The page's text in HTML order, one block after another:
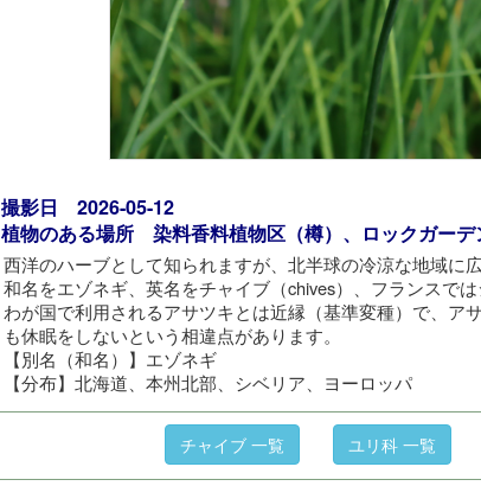
撮影日 2026-05-12
植物のある場所 染料香料植物区（樽）、ロックガーデ
西洋のハーブとして知られますが、北半球の冷涼な地域に
和名をエゾネギ、英名をチャイブ（chives）、フランスでは
わが国で利用されるアサツキとは近縁（基準変種）で、ア
も休眠をしないという相違点があります。
【別名（和名）】エゾネギ
【分布】北海道、本州北部、シベリア、ヨーロッパ
チャイブ 一覧 ユリ科 一覧